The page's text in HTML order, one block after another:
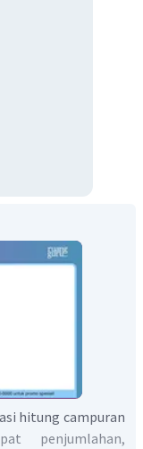
hitung campuran
penjumlahan,